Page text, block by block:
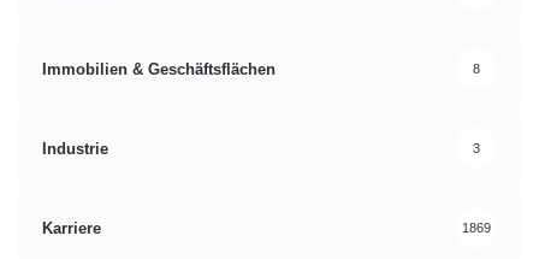
Immobilien & Geschäftsflächen 8
Industrie 3
Karriere 1869